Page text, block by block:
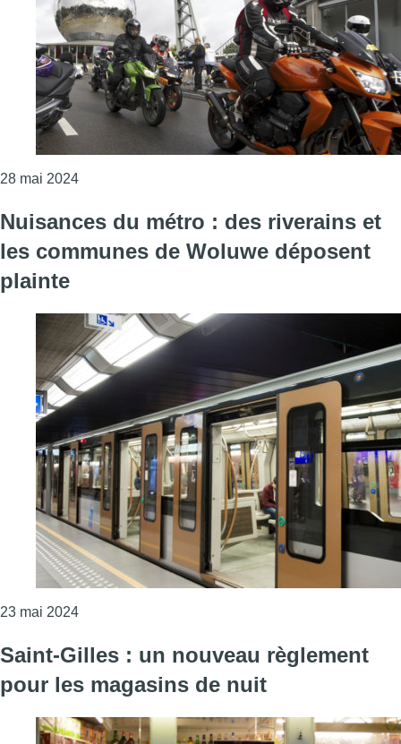
28 mai 2024Consulter l'article "Ville de Bruxelles : le conseil
Nuisances du métro : des riverains et
les communes de Woluwe déposent
plainte
23 mai 2024Consulter l'article "Nuisances du métro : des
Saint-Gilles : un nouveau règlement
pour les magasins de nuit